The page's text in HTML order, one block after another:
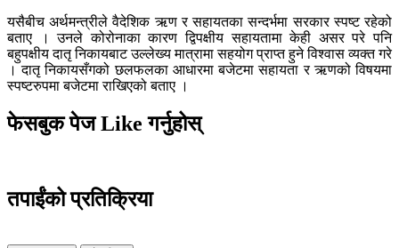
यसैबीच अर्थमन्त्रीले वैदेशिक ऋण र सहायतका सन्दर्भमा सरकार स्पष्ट रहेको
बताए । उनले कोरोनाका कारण द्विपक्षीय सहायतामा केही असर परे पनि
बहुपक्षीय दातृ निकायबाट उल्लेख्य मात्रामा सहयोग प्राप्त हुने विश्वास व्यक्त गरे
। दातृ निकायसँगको छलफलका आधारमा बजेटमा सहायता र ऋणको विषयमा
स्पष्टरुपमा बजेटमा राखिएको बताए ।
फेसबुक पेज Like गर्नुहोस्
तपाईंको प्रतिक्रिया